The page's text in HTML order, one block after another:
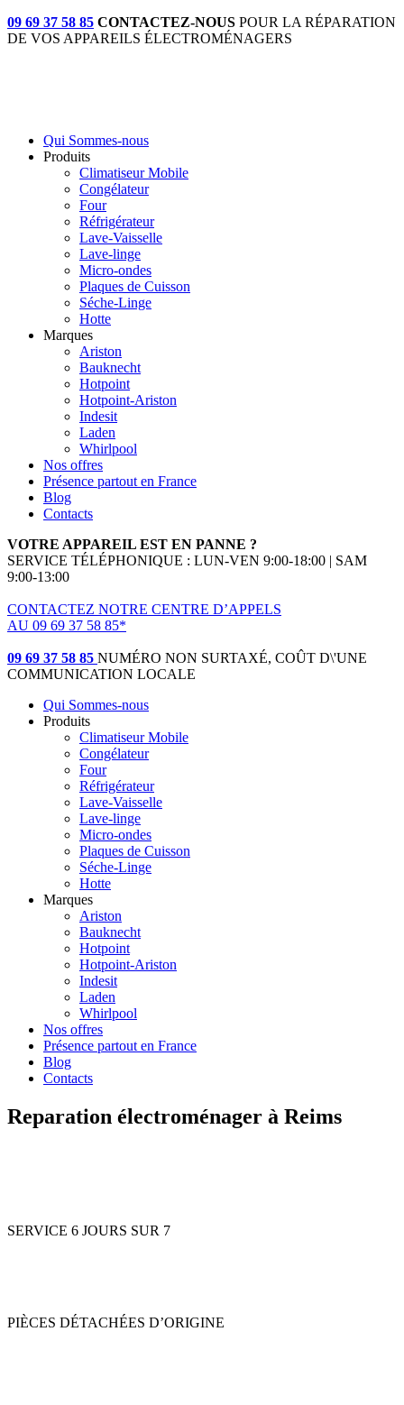
09 69 37 58 85 CONTACTEZ-NOUS POUR LA RÉPARATION
DE VOS APPAREILS ÉLECTROMÉNAGERS
Qui Sommes-nous
Produits
Climatiseur Mobile
Congélateur
Four
Réfrigérateur
Lave-Vaisselle
Lave-linge
Micro-ondes
Plaques de Cuisson
Séche-Linge
Hotte
Marques
Ariston
Bauknecht
Hotpoint
Hotpoint-Ariston
Indesit
Laden
Whirlpool
Nos offres
Présence partout en France
Blog
Contacts
VOTRE APPAREIL EST EN PANNE ?
SERVICE TÉLÉPHONIQUE : LUN-VEN 9:00-18:00 | SAM
9:00-13:00
CONTACTEZ NOTRE CENTRE D’APPELS
AU 09 69 37 58 85*
09 69 37 58 85 NUMÉRO NON SURTAXÉ, COÛT D\'UNE
COMMUNICATION LOCALE
Qui Sommes-nous
Produits
Climatiseur Mobile
Congélateur
Four
Réfrigérateur
Lave-Vaisselle
Lave-linge
Micro-ondes
Plaques de Cuisson
Séche-Linge
Hotte
Marques
Ariston
Bauknecht
Hotpoint
Hotpoint-Ariston
Indesit
Laden
Whirlpool
Nos offres
Présence partout en France
Blog
Contacts
Reparation électroménager à Reims
SERVICE 6 JOURS SUR 7
PIÈCES DÉTACHÉES D’ORIGINE